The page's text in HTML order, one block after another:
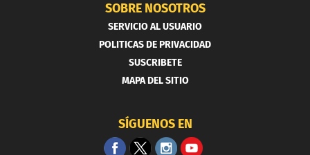
SOBRE NOSOTROS
SERVICIO AL USUARIO
POLITICAS DE PRIVACIDAD
SUSCRIBETE
MAPA DEL SITIO
SÍGUENOS EN